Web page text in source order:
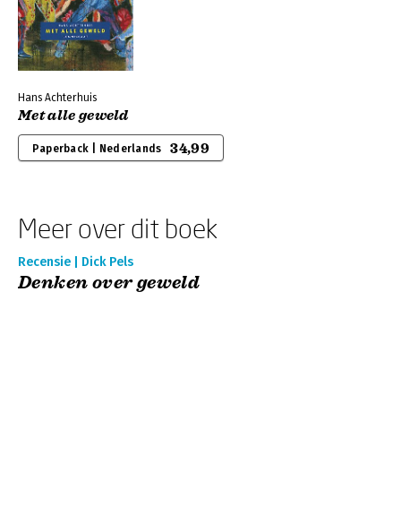
Hans Achterhuis
Met alle geweld
Paperback | Nederlands 34,99
Meer over dit boek
Recensie | Dick Pels
Denken over geweld